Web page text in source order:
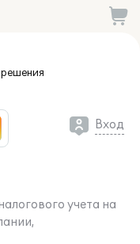
решения
Вход
учета на